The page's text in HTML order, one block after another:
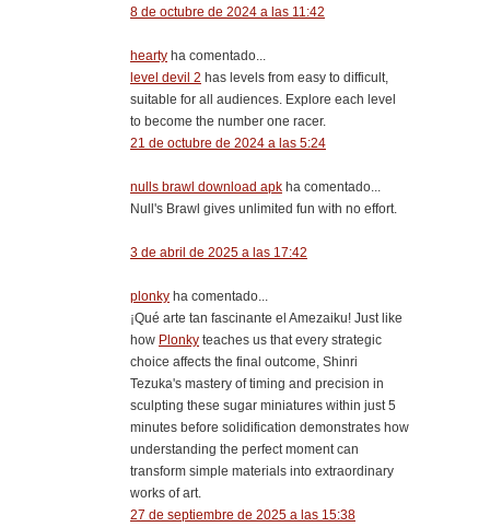
8 de octubre de 2024 a las 11:42
hearty ha comentado...
level devil 2 has levels from easy to difficult,
suitable for all audiences. Explore each level
to become the number one racer.
21 de octubre de 2024 a las 5:24
nulls brawl download apk ha comentado...
Null's Brawl gives unlimited fun with no effort.
3 de abril de 2025 a las 17:42
plonky ha comentado...
¡Qué arte tan fascinante el Amezaiku! Just like
how Plonky teaches us that every strategic
choice affects the final outcome, Shinri
Tezuka's mastery of timing and precision in
sculpting these sugar miniatures within just 5
minutes before solidification demonstrates how
understanding the perfect moment can
transform simple materials into extraordinary
works of art.
27 de septiembre de 2025 a las 15:38